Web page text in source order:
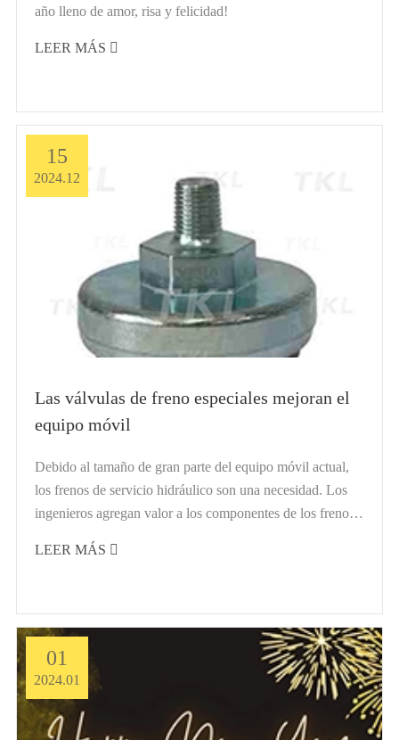
año lleno de amor, risa y felicidad!
LEER MÁS 
15
2024.12
Las válvulas de freno especiales mejoran el
equipo móvil
Debido al tamaño de gran parte del equipo móvil actual,
los frenos de servicio hidráulico son una necesidad. Los
ingenieros agregan valor a los componentes de los frenos
LEER MÁS 
01
2024.01